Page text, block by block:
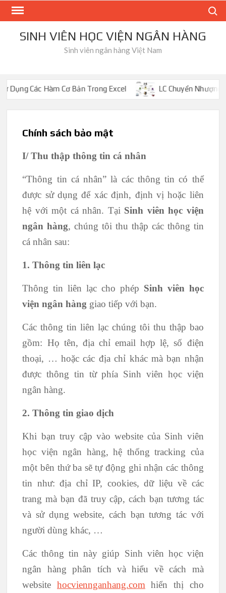
Skip
contentSINH VIÊN HỌC VIỆN NGÂN HÀNG
Sinh viên ngân hàng Việt Nam
Hàm Cơ Bản Trong Excel LC Chuyển Nhượng Là Gì? So
Chính sách bảo mật
I/ Thu thập thông tin cá nhân
“Thông tin cá nhân” là các thông tin có thể
được sử dụng để xác định, định vị hoặc liên
hệ với một cá nhân. Tại Sinh viên học viện
ngân hàng, chúng tôi thu thập các thông tin
cá nhân sau:
1. Thông tin liên lạc
Thông tin liên lạc cho phép Sinh viên học
viện ngân hàng giao tiếp với bạn.
Các thông tin liên lạc chúng tôi thu thập bao
gồm: Họ tên, địa chỉ email hợp lệ, số điện
thoại, … hoặc các địa chỉ khác mà bạn nhận
được thông tin từ phía Sinh viên học viện
ngân hàng.
2. Thông tin giao dịch
Khi bạn truy cập vào website của Sinh viên
học viện ngân hàng, hệ thống tracking của
một bên thứ ba sẽ tự động ghi nhận các thông
tin như: địa chỉ IP, cookies, dữ liệu về các
trang mà bạn đã truy cập, cách bạn tương tác
và sử dụng website, cách bạn tương tác với
người dùng khác, …
Các thông tin này giúp Sinh viên học viện
ngân hàng phân tích và hiểu về cách mà
website hocviennganhang.com hiển thị cho